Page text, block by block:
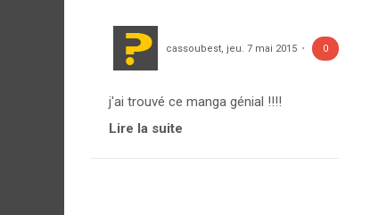
cassoubest, jeu. 7 mai 2015 0
j'ai trouvé ce manga génial !!!!
Lire la suite